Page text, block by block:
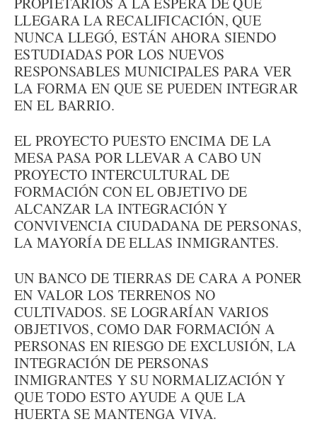
LLEGARA LA RECALIFICACIÓN, QUE
NUNCA LLEGÓ, ESTÁN AHORA SIENDO
ESTUDIADAS POR LOS NUEVOS
RESPONSABLES MUNICIPALES PARA VER
LA FORMA EN QUE SE PUEDEN INTEGRAR
EN EL BARRIO.
EL PROYECTO PUESTO ENCIMA DE LA
MESA PASA POR LLEVAR A CABO UN
PROYECTO INTERCULTURAL DE
FORMACIÓN CON EL OBJETIVO DE
ALCANZAR LA INTEGRACIÓN Y
CONVIVENCIA CIUDADANA DE PERSONAS,
LA MAYORÍA DE ELLAS INMIGRANTES.
UN BANCO DE TIERRAS DE CARA A PONER
EN VALOR LOS TERRENOS NO
CULTIVADOS. SE LOGRARÍAN VARIOS
OBJETIVOS, COMO DAR FORMACIÓN A
PERSONAS EN RIESGO DE EXCLUSIÓN, LA
INTEGRACIÓN DE PERSONAS
INMIGRANTES Y SU NORMALIZACIÓN Y
QUE TODO ESTO AYUDE A QUE LA
HUERTA SE MANTENGA VIVA.